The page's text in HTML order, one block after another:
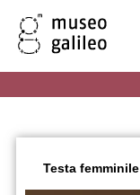
Testa femminile